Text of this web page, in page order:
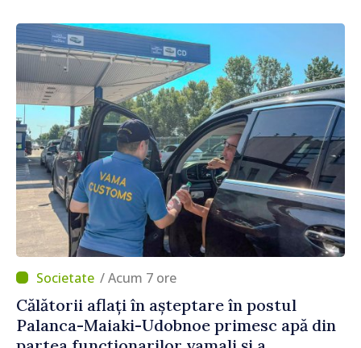
/ Acum 7 ore
Călătorii aflați în așteptare în postul
Palanca-Maiaki-Udobnoe primesc apă din